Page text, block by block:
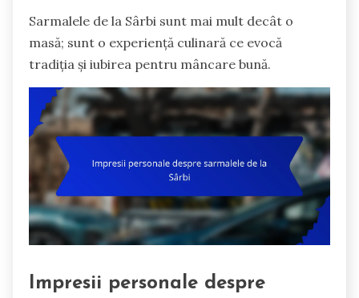
Sarmalele de la Sârbi sunt mai mult decât o
masă; sunt o experiență culinară ce evocă
tradiția și iubirea pentru mâncare bună.
Impresii personale despre